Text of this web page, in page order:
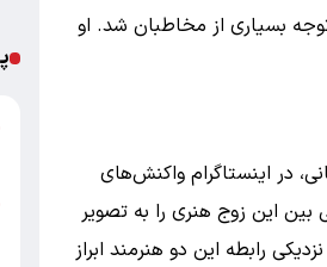
بسیاری از مخاطبان شد. او
در اینستاگرام واکنش‌های
این زوج هنری را به تصویر
رابطه این دو هنرمند ابراز